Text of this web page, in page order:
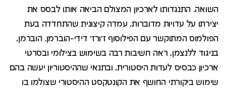
השואה. התנגדותו לארכיון המצולם הביאה אותו לבסס את
יצירתו על עדויות מדוברות, עמדה קיצונית שהתחדדה בעת
הפולמוס המתוקשר עם הפילוסוף ז'ורז' דידי-הוברמן. הוברמן,
בניגוד ללנצמן, ראה חשיבות רבה בשימוש בצילומי ובסרטי
ארכיון כבסיס לעדות היסטורית, ובתנאי שההיסטוריון יעשה בהם
שימוש ביקורתי החושף את הקונטקסט ההיסטורי שצולמו בו